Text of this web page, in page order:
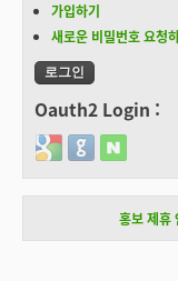
가입하기
새로운 비밀번호 요청
Oauth2 Login :
Login with Google
Login withLogin with
홍보 제휴